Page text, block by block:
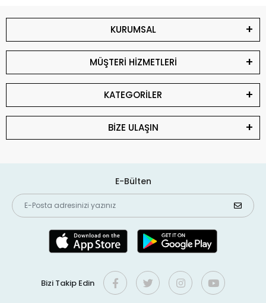
KURUMSAL
MÜŞTERİ HİZMETLERİ
KATEGORİLER
BİZE ULAŞIN
E-Bülten
Bizi Takip Edin